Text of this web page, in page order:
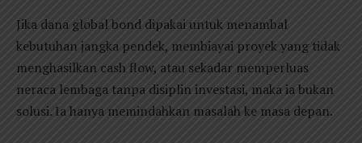
Jika dana global bond dipakai untuk menambal
kebutuhan jangka pendek, membiayai proyek yang tidak
menghasilkan cash flow, atau sekadar memperluas
neraca lembaga tanpa disiplin investasi, maka ia bukan
solusi. Ia hanya memindahkan masalah ke masa depan.